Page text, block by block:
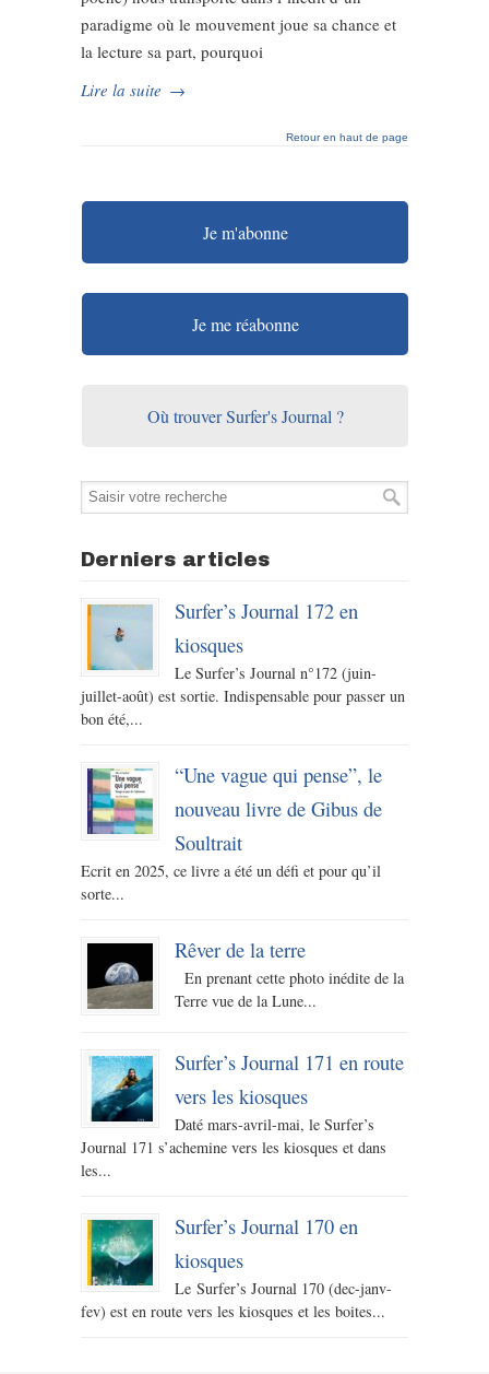
paradigme où le mouvement joue sa chance et
la lecture sa part, pourquoi
Lire la suite →
Retour en haut de page
Je m'abonne
Je me réabonne
Où trouver Surfer's Journal ?
Derniers articles
Surfer’s Journal 172 en
kiosques
Le Surfer’s Journal n°172 (juin-
juillet-août) est sortie. Indispensable pour passer un
bon été,...
“Une vague qui pense”, le
nouveau livre de Gibus de
Soultrait
Ecrit en 2025, ce livre a été un défi et pour qu’il
sorte...
Rêver de la terre
En prenant cette photo inédite de la
Terre vue de la Lune...
Surfer’s Journal 171 en route
vers les kiosques
Daté mars-avril-mai, le Surfer’s
Journal 171 s’achemine vers les kiosques et dans
les...
Surfer’s Journal 170 en
kiosques
Le Surfer’s Journal 170 (dec-janv-
fev) est en route vers les kiosques et les boites...